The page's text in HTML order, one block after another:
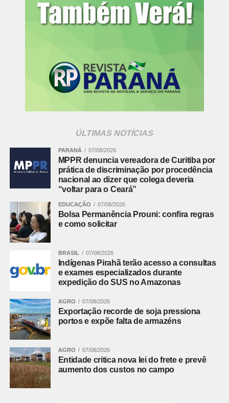
Informações para a imprensa:
Assessoria de Comunicação
Ministério Público PR
ÚLTIMAS NOTÍCIAS
PARANÁ 07/08/2026
MPPR denuncia vereadora de Curitiba por
prática de discriminação por procedência
nacional ao dizer que colega deveria
“voltar para o Ceará”
EDUCAÇÃO 07/08/2026
Bolsa Permanência Prouni: confira regras
e como solicitar
BRASIL 07/08/2026
Indígenas Pirahã terão acesso a consultas
e exames especializados durante
expedição do SUS no Amazonas
AGRO 07/08/2026
Exportação recorde de soja pressiona
portos e expõe falta de armazéns
AGRO 07/08/2026
Entidade critica nova lei do frete e prevê
aumento dos custos no campo